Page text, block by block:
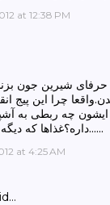
at 12:38 PM
شیرین جون
چرا این پیج
چه ربطی به
داره؟غذاها که دیگه فاجعه اند......
at 4:25 AM